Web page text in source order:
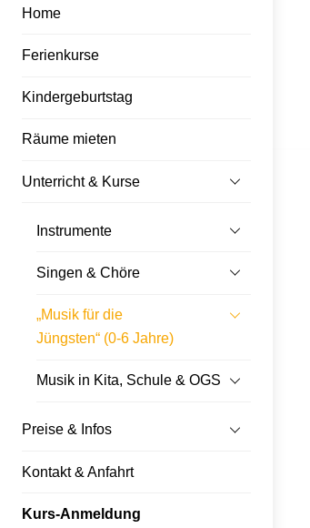
Home
Ferienkurse
Kindergeburtstag
Räume mieten
Unterricht & Kurse
Instrumente
Singen & Chöre
„Musik für die
Jüngsten“ (0-6 Jahre)
Musik in Kita, Schule & OGS
Preise & Infos
Kontakt & Anfahrt
Kurs-Anmeldung